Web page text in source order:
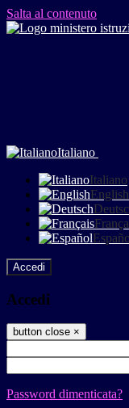
Salta al contenuto
Italiano
Italiano
English
Accedi
Accedi
button close ×
Password dimenticata?